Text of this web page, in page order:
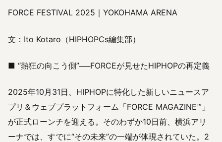
FORCE FESTIVAL 2025｜YOKOHAMA ARENA
文：Ito Kotaro（HIPHOPCs編集部）
■ “熱狂の向こう側”──FORCEが見せたHIPHOPの再定義
2025年10月31日、HIPHOPに特化した新しいニュースア
プリ＆ウェブプラットフォーム「FORCE MAGAZINE™」
が正式ローンチを迎える。そのわずか10日前、横浜アリ
ーナでは、すでに“その未来”の一端が体現されていた。2